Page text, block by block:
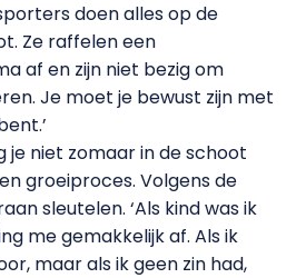
doen alles op de
Ze raffelen een
af en zijn niet bezig om
Je moet je bewust zijn met
je niet zomaar in de schoot
groeiproces. Volgens de
sleutelen. ‘Als kind was ik
me gemakkelijk af. Als ik
maar als ik geen zin had,